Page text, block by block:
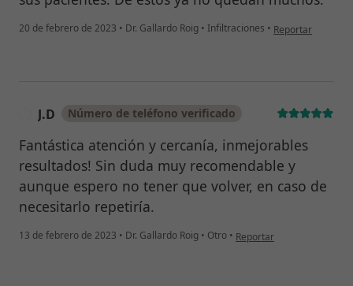
20 de febrero de 2023 • Dr. Gallardo Roig • Infiltraciones • en opinión del
Reportar
J.D Número de teléfono verificado
Fantástica atención y cercanía, inmejorables
resultados! Sin duda muy recomendable y
aunque espero no tener que volver, en caso de
necesitarlo repetiría.
13 de febrero de 2023 • Dr. Gallardo Roig • Otro • en opinión del usuario J.D
Reportar